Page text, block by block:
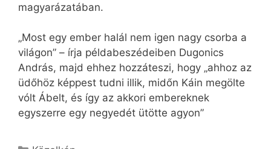
magyarázatában.
„Most egy ember halál nem igen nagy csorba a
világon” – írja példabeszédeiben Dugonics
András, majd ehhez hozzáteszi, hogy „ahhoz az
üdőhöz képpest tudni illik, midőn Káin megölte
vólt Ábelt, és így az akkori embereknek
egyszerre egy negyedét ütötte agyon”